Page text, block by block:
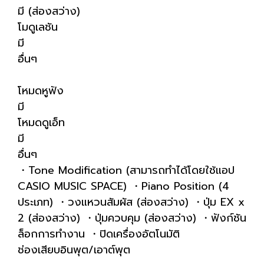
มี (ส่องสว่าง)
โมดูเลชัน
มี
อื่นๆ
โหมดหูฟัง
มี
โหมดดูเอ็ท
มี
อื่นๆ
・Tone Modification (สามารถทำได้โดยใช้แอป
CASIO MUSIC SPACE) ・Piano Position (4
ประเภท) ・วงแหวนสัมผัส (ส่องสว่าง) ・ปุ่ม EX x
2 (ส่องสว่าง) ・ปุ่มควบคุม (ส่องสว่าง) ・ฟังก์ชัน
ล็อกการทำงาน ・ปิดเครื่องอัตโนมัติ
ช่องเสียบอินพุต/เอาต์พุต